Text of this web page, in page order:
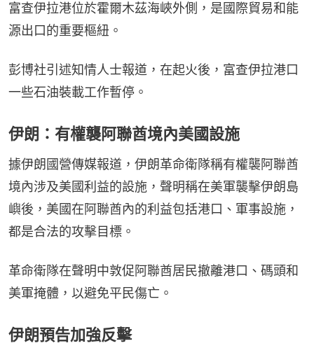
富查伊拉港位於霍爾木茲海峽外側，是國際貿易和能
源出口的重要樞紐。
彭博社引述知情人士報道，在起火後，富查伊拉港口
一些石油裝載工作暫停。
伊朗：有權襲阿聯酋境內美國設施
據伊朗國營傳媒報道，伊朗革命衛隊稱有權襲阿聯酋
境內涉及美國利益的設施，聲明稱在美軍襲擊伊朗島
嶼後，美國在阿聯酋內的利益包括港口、軍事設施，
都是合法的攻擊目標。
革命衛隊在聲明中敦促阿聯酋居民撤離港口、碼頭和
美軍掩體，以避免平民傷亡。
伊朗預告加強反擊